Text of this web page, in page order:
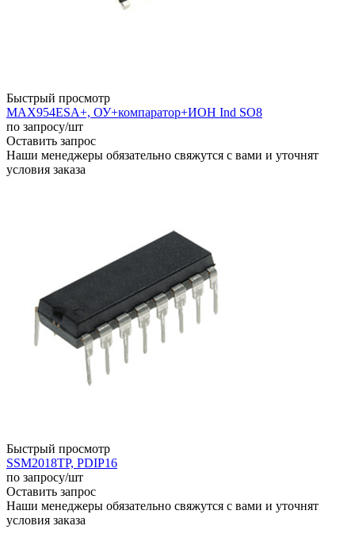
Быстрый просмотр
MAX954ESA+, ОУ+компаратор+ИОН Ind SO8
по запросу/шт
Оставить запрос
Наши менеджеры обязательно свяжутся с вами и уточнят
условия заказа
Быстрый просмотр
SSM2018TP, PDIP16
по запросу/шт
Оставить запрос
Наши менеджеры обязательно свяжутся с вами и уточнят
условия заказа